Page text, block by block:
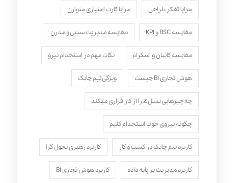
مزایا تفکر طراحی مزایا کارت امتیازی متوازن
مقایسه BSC و KPI مقایسه مدیریت سنتی و مدرن
مقایسه کانبان و اسکرام نکات مهم در استخدام نیرو
هوش تجاری BI چیست ویژگی تیم چابک
چه چیزهایی نسل Z را از کار فراری میکند
چگونه نیروی خوب استخدام کنیم
کاربرد تیم چابک در کسب و کار کاربرد رهبری تحول‌ گرا
کاربرد مدیریت بر پایه داده کاربرد هوش تجاری BI